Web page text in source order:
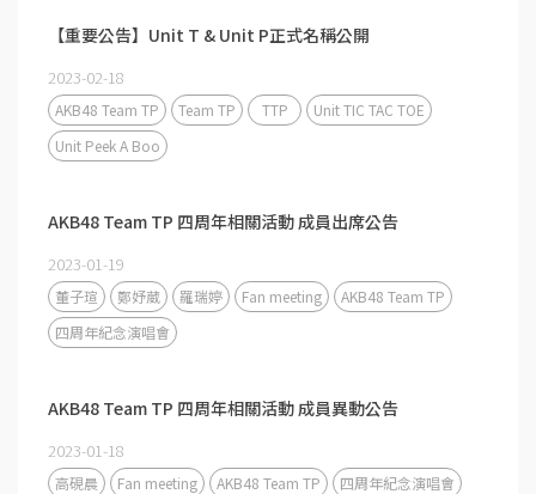
【重要公告】Unit T & Unit P正式名稱公開
2023-02-18
AKB48 Team TP Team TP TTP
Unit TIC TAC TOE
Unit Peek A Boo
AKB48 Team TP 四周年相關活動 成員出席公告
2023-01-19
董子瑄 鄭妤葳 羅瑞婷 Fan meeting
AKB48 Team TP
四周年紀念演唱會
AKB48 Team TP 四周年相關活動 成員異動公告
2023-01-18
高硯晨 Fan meeting AKB48 Team TP 四周年紀念演唱會